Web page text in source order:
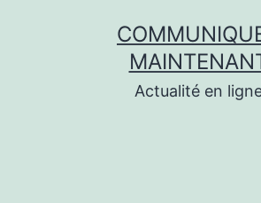
Actualité en